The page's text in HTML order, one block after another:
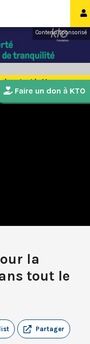
Contenu sponsorisé
dans tout le Moyen-
la
tout le
Partager
Faire un don à KTO